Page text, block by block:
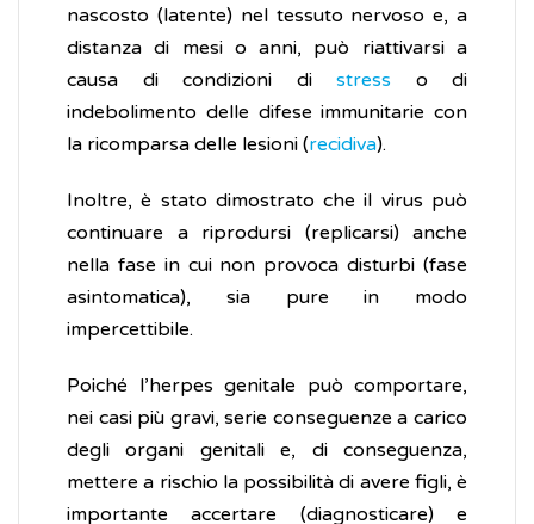
nascosto (latente) nel tessuto nervoso e, a
distanza di mesi o anni, può riattivarsi a
causa di condizioni di stress o di
indebolimento delle difese immunitarie con
la ricomparsa delle lesioni (recidiva).
Inoltre, è stato dimostrato che il virus può
continuare a riprodursi (replicarsi) anche
nella fase in cui non provoca disturbi (fase
asintomatica), sia pure in modo
impercettibile.
Poiché l’herpes genitale può comportare,
nei casi più gravi, serie conseguenze a carico
degli organi genitali e, di conseguenza,
mettere a rischio la possibilità di avere figli, è
importante accertare (diagnosticare) e